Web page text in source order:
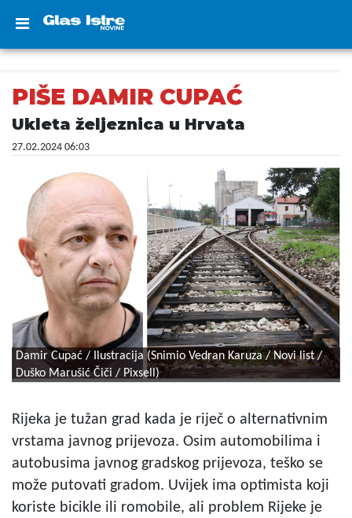
PIŠE DAMIR CUPAĆ
Ukleta željeznica u Hrvata
27.02.2024 06:03
Damir Cupać / Ilustracija (Snimio Vedran Karuza / Novi list /
Duško Marušić Čiči / Pixsell)
Rijeka je tužan grad kada je riječ o alternativnim
vrstama javnog prijevoza. Osim automobilima i
autobusima javnog gradskog prijevoza, teško se
može putovati gradom. Uvijek ima optimista koji
koriste bicikle ili romobile, ali problem Rijeke je